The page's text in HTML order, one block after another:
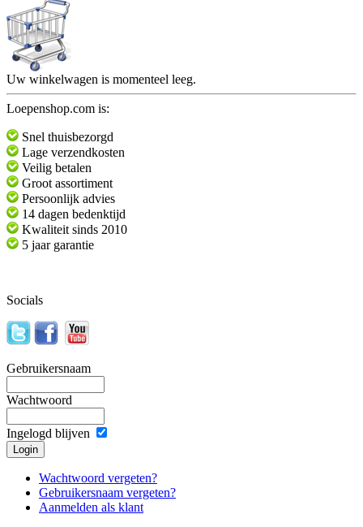
Uw winkelwagen is momenteel leeg.
Loepenshop.com is:
Snel thuisbezorgd
Lage verzendkosten
Veilig betalen
Groot assortiment
Persoonlijk advies
14 dagen bedenktijd
Kwaliteit sinds 2010
5 jaar garantie
Socials
Gebruikersnaam
Wachtwoord
Ingelogd blijven
Wachtwoord vergeten?
Gebruikersnaam vergeten?
Aanmelden als klant